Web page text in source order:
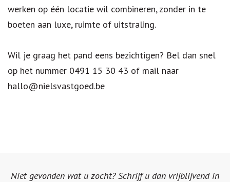
werken op één locatie wil combineren, zonder in te
boeten aan luxe, ruimte of uitstraling.
Wil je graag het pand eens bezichtigen? Bel dan snel
op het nummer 0491 15 30 43 of mail naar
hallo@nielsvastgoed.be
Niet gevonden wat u zocht? Schrijf u dan vrijblijvend in